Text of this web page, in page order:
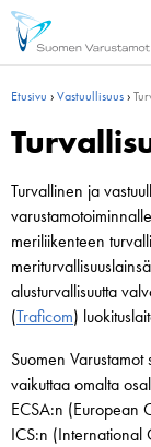
Etusivu ›Vastuullisuus›
Turvallinen ja
meriliikenteen
alusturvallisuutta
(Traficom)
Suomen
vaikuttaa omalta
ECSA:n (European
ICS:n (International